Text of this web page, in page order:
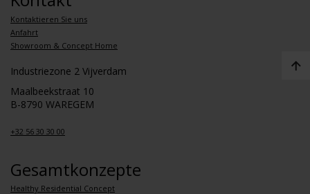
Kontaktieren Sie uns
Anfahrt
Showroom & Concept Home
Industriezone 2 Vijverdam
Maalbeekstraat 10
B-8790 WAREGEM
+32 56 30 30 00
Gesamtkonzepte
Healthy Residential Concept